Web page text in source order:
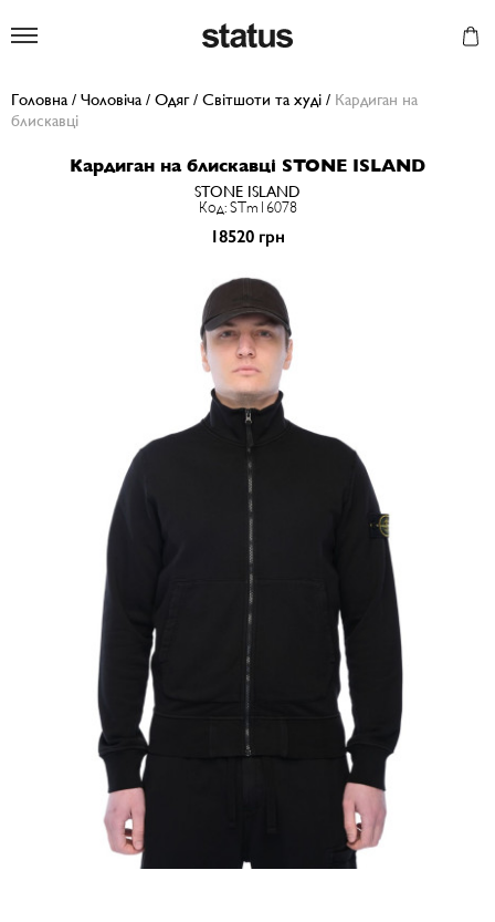
Головна / Чоловіча / Одяг/ Світшоти та худі / Кардиган на
блискавці
Кардиган на блискавці STONE ISLAND
STONE ISLAND
Код: STm16078
18520 грн